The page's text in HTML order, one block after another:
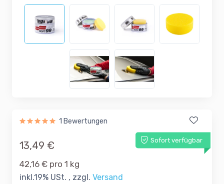
1 Bewertungen
Sofort verfügbar
13,49 €
42,16 € pro 1 kg
inkl.19% USt. , zzgl. Versand